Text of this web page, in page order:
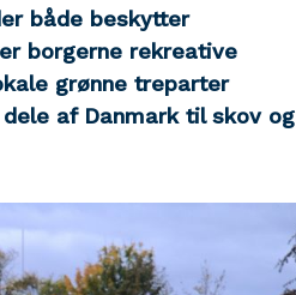
både beskytter
borgerne rekreative
grønne treparter
af Danmark til skov og